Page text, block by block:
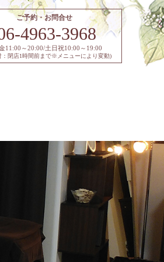
ご予約・お問合せ
4963-3968
11:00～20:00/土日祝10:00～19:00
：閉店1時間前まで※メニューにより変動)